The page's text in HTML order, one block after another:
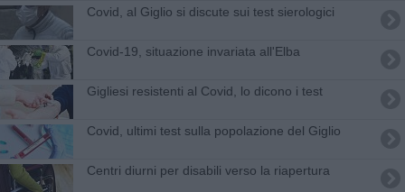
Covid, al Giglio si discute sui test sierologici
Covid-19, situazione invariata all'Elba
Gigliesi resistenti al Covid, lo dicono i test
Covid, ultimi test sulla popolazione del Giglio
Centri diurni per disabili verso la riapertura